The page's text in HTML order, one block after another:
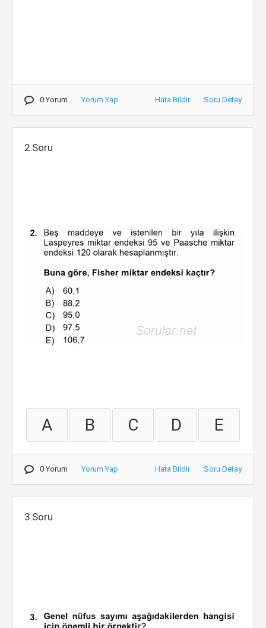
0 Yorum Yorum Yap Hata Bildir Soru Detay
2.Soru
A B C D E
0 Yorum Yorum Yap Hata Bildir Soru Detay
3.Soru